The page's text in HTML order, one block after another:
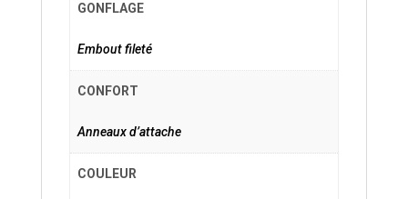
GONFLAGE
Embout fileté
CONFORT
Anneaux d’attache
COULEUR